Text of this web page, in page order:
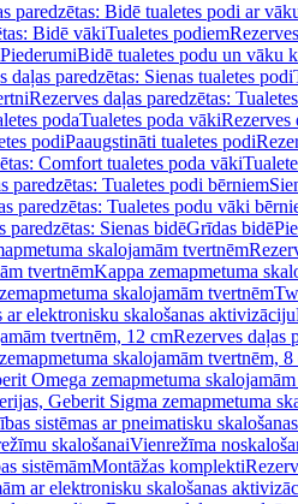
paredzētas: Bidē tualetes podi ar
Bidē vākiTualetes podiem
PiederumiBidē tualetes podu un vāku
daļas paredzētas: Sienas tualetes podi
Rezerves daļas paredzētas:
podaTualetes poda vākiRezerves
podiPaaugstināti tualetes podi
Comfort tualetes poda vāki
paredzētas: Tualetes podi bērniem
paredzētas: Tualetes podu vāki
paredzētas: Sienas bidēGrīdas bidē
skalojamām tvertnēm
tvertnēmKappa zemapmetuma
skalojamām tvertnēm
ar elektronisku skalošanas aktivizāciju
tvertnēm, 12 cmRezerves daļas
skalojamām tvertnēm, 8
Omega zemapmetuma
Geberit Sigma zemapmetuma
sistēmas ar pneimatisku
skalošanaiVienrežīma
sistēmāmMontāžas komplekti
ar elektronisku skalošanas